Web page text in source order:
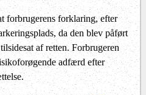
forbrugerens forklaring, efter
da den blev påført
af retten. Forbrugeren
adfærd efter